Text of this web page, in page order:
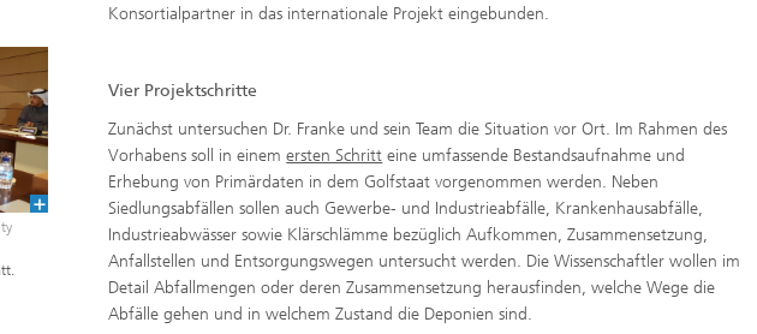
Konsortialpartner in das internationale Projekt eingebunden.
Vier Projektschritte
Zunächst untersuchen Dr. Franke und sein Team die Situation vor Ort. Im Rahmen des
Vorhabens soll in einemersten Schritt eine umfassende Bestandsaufnahme und
Erhebung von Primärdaten in dem Golfstaat vorgenommen werden. Neben
Siedlungsabfällen sollen auch Gewerbe- und Industrieabfälle, Krankenhausabfälle,
Industrieabwässer sowie Klärschlämme bezüglich Aufkommen, Zusammensetzung,
Anfallstellen und Entsorgungswegen untersucht werden. Die Wissenschaftler wollen im
Detail Abfallmengen oder deren Zusammensetzung herausfinden, welche Wege die
Abfälle gehen und in welchem Zustand die Deponien sind.